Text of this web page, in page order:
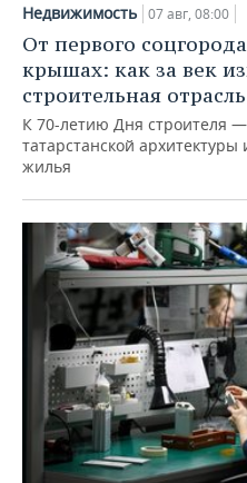
Недвижимость 07 авг, 08:00
От первого
крышах: как за век
строительная
К 70-летию Дня строителя
татарстанской
жилья